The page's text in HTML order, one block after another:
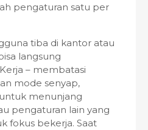
pengaturan satu per
tiba di kantor atau
langsung
– membatasi
mode senyap,
menunjang
pengaturan lain yang
fokus bekerja. Saat